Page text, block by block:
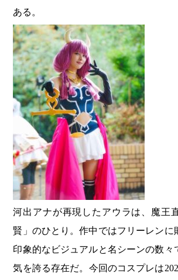
ある。
河出アナが再現したアウラは、魔王
賢」のひとり。作中ではフリーレンに
印象的なビジュアルと名シーンの数々
気を誇る存在だ。今回のコスプレは